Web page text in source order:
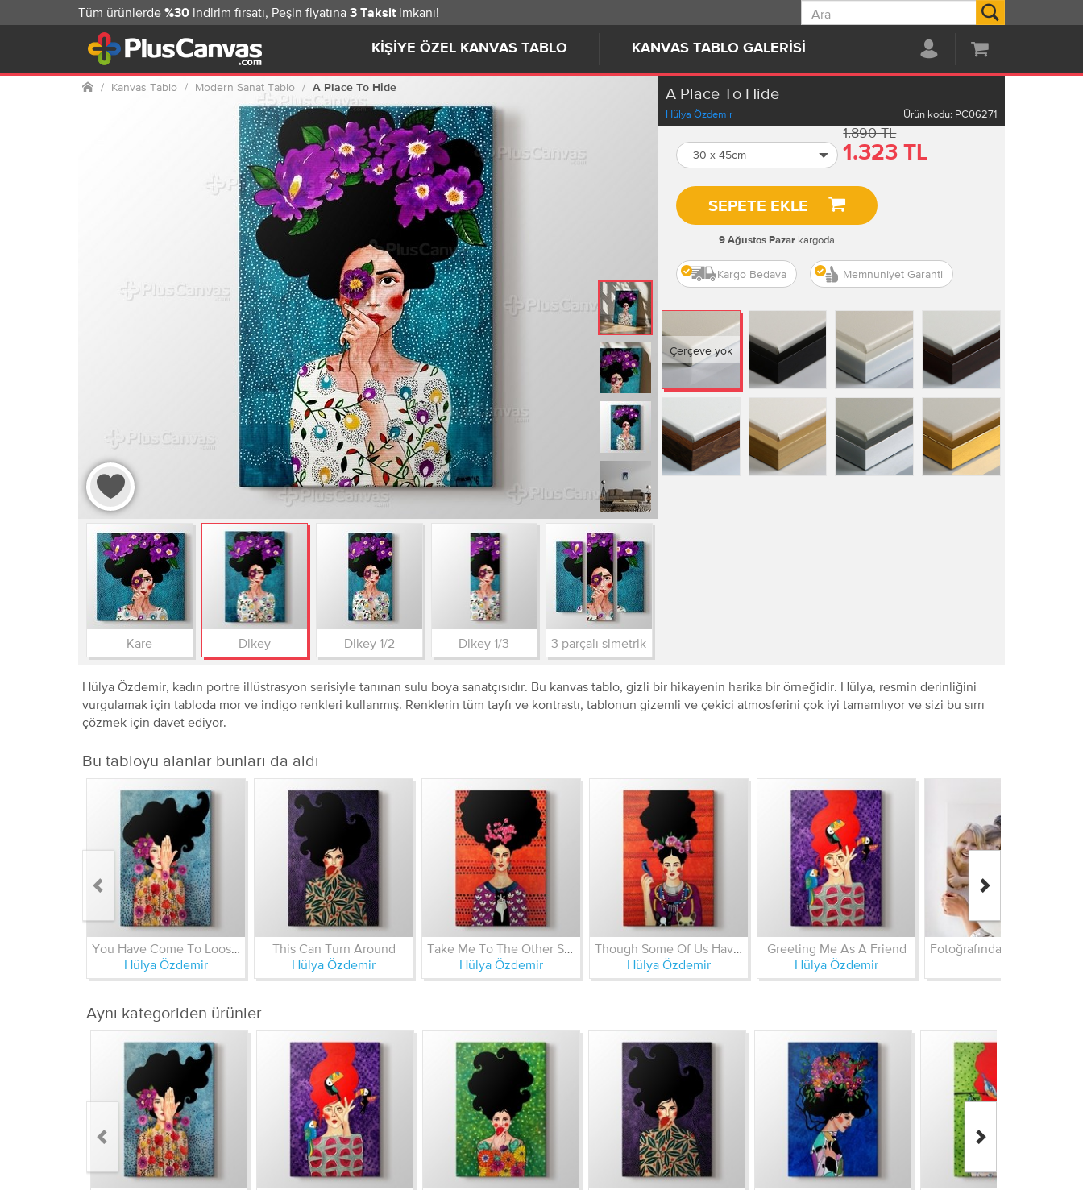
KIŞIYE ÖZEL KANVAS TABLO KANVAS TABLO GALERISI
Tüm ürünlerde %30 indirim fırsatı, Peşin fiyatına 3 Taksit imkanı!
Ana sayfa
Kanvas Tablo Modern Sanat Tablo A Place To Hide A Place To Hide
Hülya Özdemir Ürün kodu: PC06271
30 x 45cm
1.890 TL
1.323 TL
SEPETE EKLE
9 Ağustos Pazarkargoda
Kargo Bedava Memnuniyet Garanti
Çerçeve yok
Kare Dikey Dikey 1/2 Dikey 1/3 3 parçalı simetrik
Hülya Özdemir, kadın portre illüstrasyon serisiyle tanınan sulu boya sanatçısıdır. Bu kanvas tablo, gizli bir hikayenin harika bir örneğidir. Hülya, resmin derinliğini
vurgulamak için tabloda mor ve indigo renkleri kullanmış. Renklerin tüm tayfı ve kontrastı, tablonun gizemli ve çekici atmosferini çok iyi tamamlıyor ve sizi bu sırrı
çözmek için davet ediyor.
Bu tabloyu alanlar bunları da aldı
Hülya Özdemir
This Can Turn Around
Hülya Özdemir
Hülya Özdemir
Hülya Özdemir
Greeting Me As A Friend
Hülya Özdemir
Aynı kategoriden ürünler